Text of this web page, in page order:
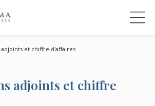
et chiffre d'affaires
adjoints et chiffre